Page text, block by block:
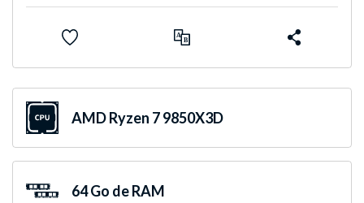
AMD Ryzen 7 9850X3D
64 Go de RAM